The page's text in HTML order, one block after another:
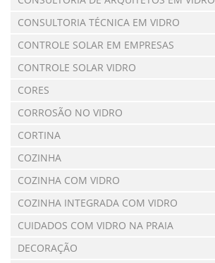
CONSULTORIA TÉCNICA EM VIDRO
CONTROLE SOLAR EM EMPRESAS
CONTROLE SOLAR VIDRO
CORES
CORROSÃO NO VIDRO
CORTINA
COZINHA
COZINHA COM VIDRO
COZINHA INTEGRADA COM VIDRO
CUIDADOS COM VIDRO NA PRAIA
DECORAÇÃO